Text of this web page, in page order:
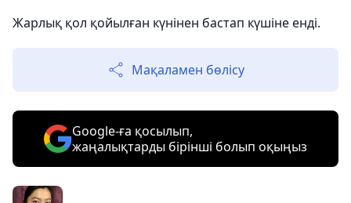
Жарлық қол қойылған күнінен бастап күшіне енді.
Мақаламен бөлісу
Google-ға қосылып,
жаңалықтарды бірінші болып оқыңыз